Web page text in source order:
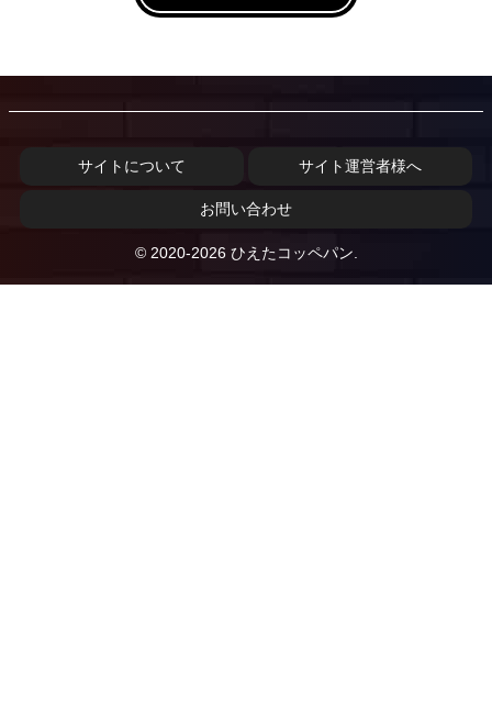
サイトについて サイト運営者様へ
お問い合わせ
© 2020-2026 ひえたコッペパン.